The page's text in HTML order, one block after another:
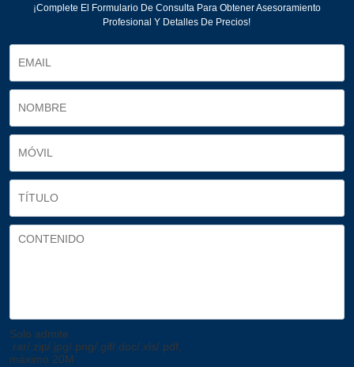
¡Complete El Formulario De Consulta Para Obtener Asesoramiento
Profesional Y Detalles De Precios!
Solo admite
.rar/.zip/.jpg/.png/.gif/.doc/.xls/.pdf,
máximo 20M